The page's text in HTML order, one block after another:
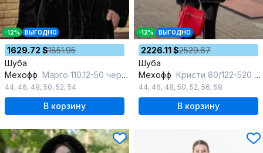
-12% ВЫГОДНО
1629.72 $1851.95
Шуба
Мехофф Марго 110.12-50 черный
44, 46, 48, 50, 52, 54
В корзину
-12% ВЫГОДНО
2226.11 $2529.67
Шуба
Мехофф Кристи 80/122-520 черный
44, 46, 48, 50, 52, 56, 58
В корзину